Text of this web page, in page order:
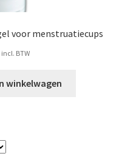
voor menstruatiecups
incl. BTW
winkelwagen